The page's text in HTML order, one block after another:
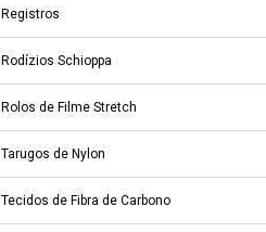
Registros
Rodízios Schioppa
Rolos de Filme Stretch
Tarugos de Nylon
Tecidos de Fibra de Carbono